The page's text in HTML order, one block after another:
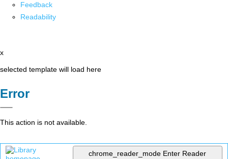
Feedback
Readability
x
selected template will load here
Error
This action is not available.
chrome_reader_mode Enter Reader